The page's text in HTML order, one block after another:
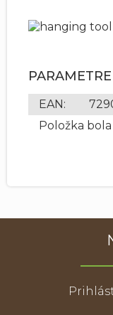
PARAMETRE
EAN:
Položka